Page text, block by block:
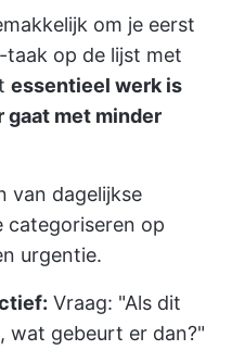
om je eerst
op de lijst met
essentieel werk is
gaat met minder
van dagelijkse
op
urgentie.
Vraag: "Als dit
wat gebeurt er dan?"